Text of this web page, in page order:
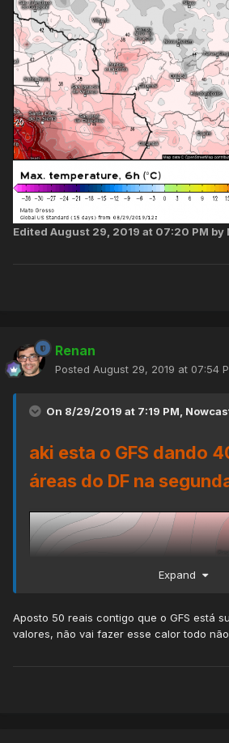
Edited August 29, 2019 at 07:20 PM by
Renan
Posted August 29, 2019 at 07:54
On 8/29/2019 at 7:19 PM,
aki esta o GFS dando
áreas do DF na
Expand
Aposto 50 reais contigo que o GFS está
valores, não vai fazer esse calor todo